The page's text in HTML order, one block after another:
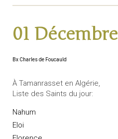
01 Décembre
Bx Charles de Foucauld
À Tamanrasset en Algérie,
Liste des Saints du jour:
Nahum
Eloi